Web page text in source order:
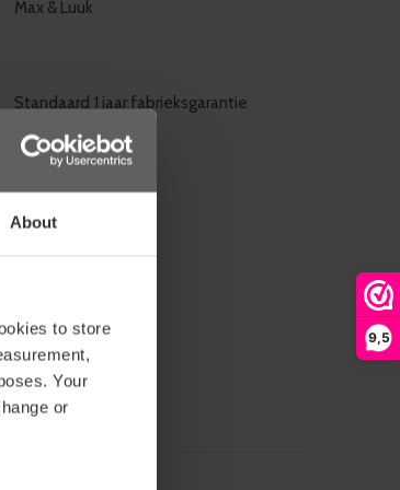
About
to store
Your
or
9,5
Max & Luuk
Standaard 1 jaar fabrieksgarantie
Pakketpost
Whatsapp